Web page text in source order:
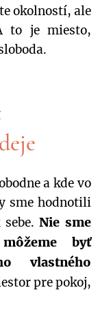
okolností, ale
to je miesto,
a kde vo
sme hodnotili
sebe.Nie sme
byť
vlastného
pre pokoj,